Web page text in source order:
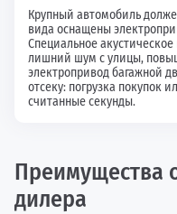
Крупный автомобиль
вида оснащены
Специальное
лишний шум с улицы,
электропривод багажной
отсеку: погрузка покупок
считанные секунды.
Преимущества
дилера